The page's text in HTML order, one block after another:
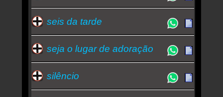
seis da tarde
seja o lugar de adoração
silêncio